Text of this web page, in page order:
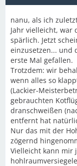
nanu, als ich
Jahr vielleicht, war
spärlich. Jetzt
einzusetzen... und
erste Mal gefallen.
Trotzdem: wir
wenn alles so
(Lackier-
gebrauchten
dranschweißen
entfernt hat
Nur das mit der
zögernd
Vielleicht kann mir